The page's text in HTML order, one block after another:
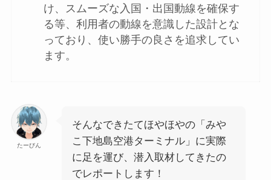
け、スムーズな入国・出国動線を確保す
る等、利用者の動線を意識した設計とな
っており、使い勝手の良さを追求してい
ます。
たーびん
そんなできたてほやほやの「みや
こ下地島空港ターミナル」に実際
に足を運び、潜入取材してきたの
でレポートします！